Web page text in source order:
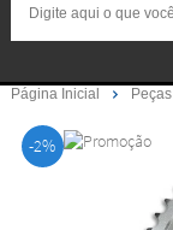
Página Inicial Peças
-2%